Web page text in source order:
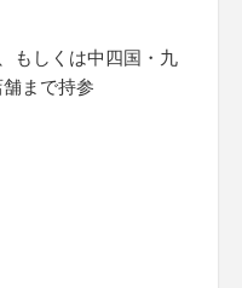
もしくは中四国・九
まで持参